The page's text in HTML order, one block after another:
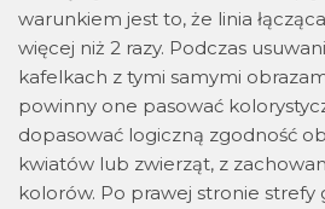
warunkiem jest to, że linia
więcej niż 2 razy. Podczas
kafelkach z tymi samymi
powinny one pasować
dopasować logiczną zgodność
kwiatów lub zwierząt, z
kolorów. Po prawej stronie strefy